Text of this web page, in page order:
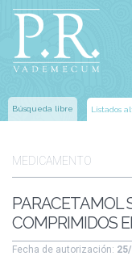
Búsqueda libre Listados
MEDICAMENTO
PARACETAMOL
COMPRIMIDOS
Fecha de autorización: